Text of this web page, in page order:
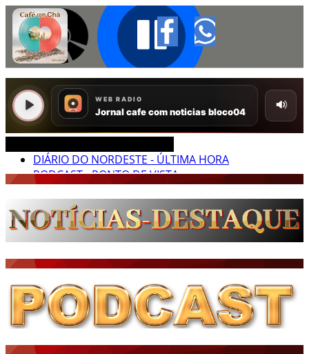
DIÁRIO DO NORDESTE - ÚLTIMA HORA
PODCAST - PONTO DE VISTA
BRASIL DE FATO - ÚLTIMAS NOTÍCIAS
NOTÍCIAS DESTAQUE DO DIA
BRASIL NOTÍCIAS
ÚLTIMAS NOTÍCIAS
BRASIL MUNDO AO VIVO
O MUNDO É NOTÍCIA
CN7
JORNAL DO BRASIL
CNN BRASIL
CBN GLOBO